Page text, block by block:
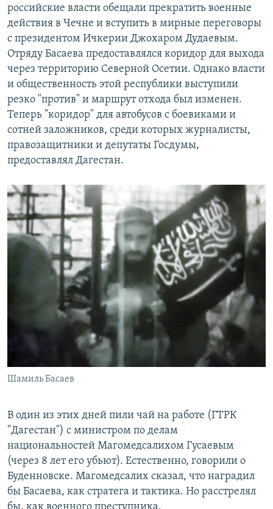
российские власти обещали прекратить военные
действия в Чечне и вступить в мирные переговоры
с президентом Ичкерии Джохаром Дудаевым.
Отряду Басаева предоставлялся коридор для выхода
через территорию Северной Осетии. Однако власти
и общественность этой республики выступили
резко "против" и маршрут отхода был изменен.
Теперь "коридор" для автобусов с боевиками и
сотней заложников, среди которых журналисты,
правозащитники и депутаты Госдумы,
предоставлял Дагестан.
Шамиль Басаев
В один из этих дней пили чай на работе (ГТРК
"Дагестан") с министром по делам
национальностей Магомедсалихом Гусаевым
(через 8 лет его убьют). Естественно, говорили о
Буденновске. Магомедсалих сказал, что наградил
бы Басаева, как стратега и тактика. Но расстрелял